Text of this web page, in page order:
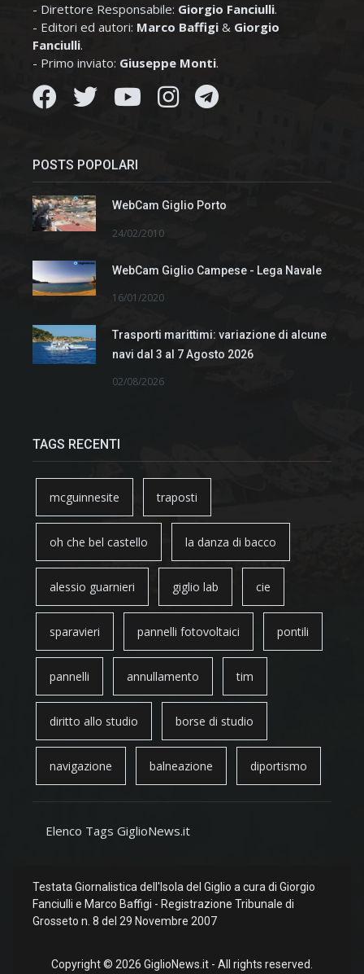
- Direttore Responsabile: Giorgio Fanciulli.
- Editori ed autori: Marco Baffigi & Giorgio
Fanciulli.
- Primo inviato: Giuseppe Monti.
POSTS POPOLARI
WebCam Giglio Porto
24/02/2010
WebCam Giglio Campese - Lega Navale
16/01/2020
Trasporti marittimi: variazione di alcune
navi dal 3 al 7 Agosto 2026
02/08/2026
TAGS RECENTI
mcguinnesite traposti
oh che bel castello la danza di bacco
alessio guarnieri giglio lab cie
sparavieri pannelli fotovoltaici pontili
pannelli annullamento tim
diritto allo studio borse di studio
navigazione balneazione diportismo
Elenco Tags GiglioNews.it
Testata Giornalistica dell'Isola del Giglio a cura di Giorgio
Fanciulli e Marco Baffigi - Registrazione Tribunale di
Grosseto n. 8 del 29 Novembre 2007
Copyright © 2026 GiglioNews.it - All rights reserved.